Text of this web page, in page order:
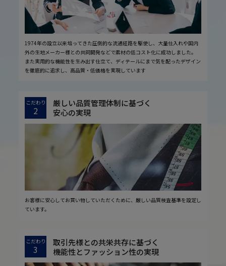
1974年の設立以来培ってきた圧倒的な流通経路を駆使し、大量仕入れや国内
外の生地メーカー様との共同開発などで素材の低コスト化に成功しました。
また実用的な機能性を生み出す仕立て、ディテールにまで気を配ったデザイン
を徹底的に追求し、高品質・低価格を実現しています
こだわり
2
厳しい品質管理体制に基づく
安心の実現
お客様に安心してお買い物していただくために、厳しい品質検査基準を設定し
ています。
こだわり
3
取引先様との共栄共存に基づく
機能性とファッション性の実現